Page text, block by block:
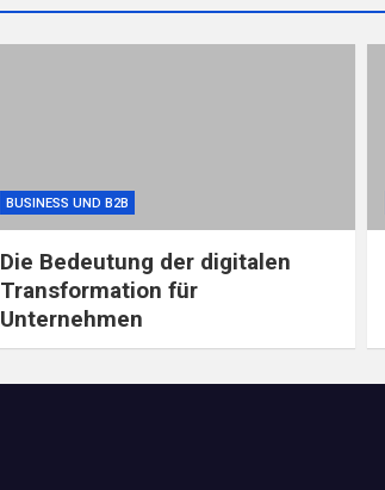
BUSINESS UND B2B
Die Bedeutung der digitalen
Transformation für
Unternehmen